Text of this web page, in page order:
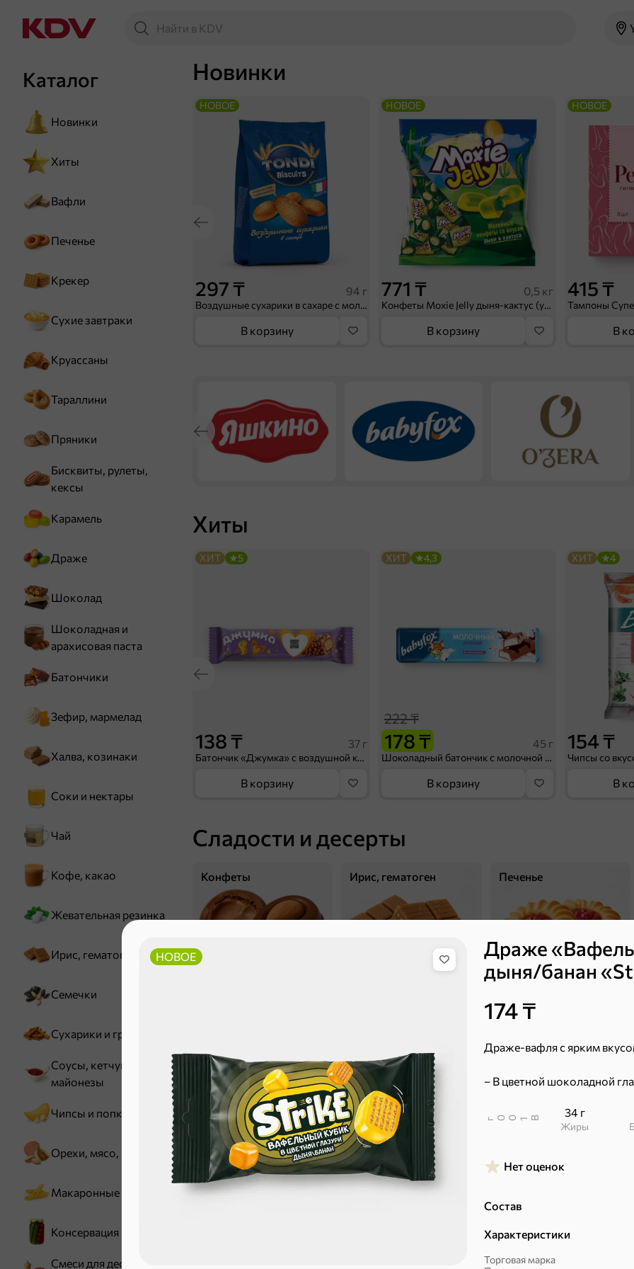
НОВОЕ
Драже
дыня/банан
174 ₸
Драже-вафля с ярким
– В цветной шоколадной
В
1 00
г
34 г
Жиры
Нет оценок
Состав
Характеристики
Торговая марка
Каталог
Новинки
Хиты
Вафли
Печенье
Крекер
Сухие завтраки
Круассаны
Тараллини
Пряники
Бисквиты, рулеты,
кексы
Карамель
Драже
Шоколад
Шоколадная и
арахисовая паста
Батончики
Зефир, мармелад
Халва, козинаки
Соки и нектары
Чай
Кофе, какао
Жевательная резинка
Ирис, гематоген
Семечки
Сухарики и гренки
Соусы, кетчупы,
майонезы
Чипсы и попкорн
Орехи, мясо, рыба
Макаронные изделия
Консервация
Смеси для десертов,
Новинки
297 ₸ 94 г
Воздушные сухарики в сахаре с молочным вкусом «Tondi», 94 г
НОВОЕ
В корзину
771 ₸ 0,5 кг
Конфеты Moxie Jelly дыня-кактус (упаковка 0,5 кг)
НОВОЕ
В корзину
415 ₸
НОВОЕ
В
Хиты
138 ₸ 37 г
Батончик «Джумка» с воздушной кукурузой, 37 г
ХИТ 5
В корзину
222 ₸
178 ₸ 45 г
Шоколадный батончик с молочной начинкой «BabyFox», 45 г
ХИТ 4,3
В корзину
154 ₸
ХИТ 4
В
Сладости и десерты
Конфеты Ирис, гематоген Печенье
Карамель Пряники Круассаны